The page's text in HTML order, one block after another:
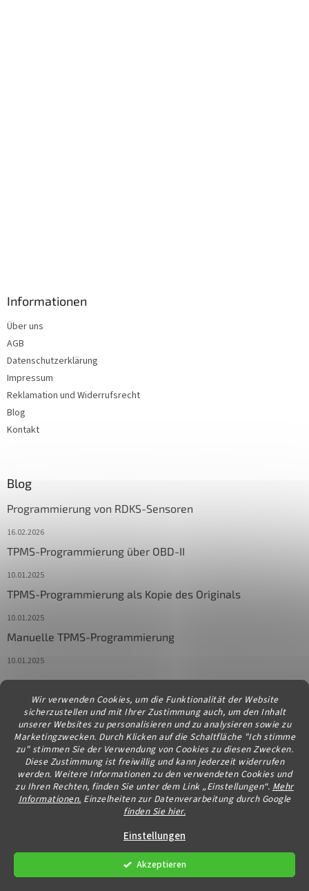
Wir verwenden Cookies, um die Funktionalität der Website
sicherzustellen und mit Ihrer Zustimmung auch, um den Inhalt
unserer Websites zu personalisieren und zu analysieren sowie zu
Marketingzwecken. Durch Klicken auf die Schaltfläche "Ich stimme
zu" stimmen Sie der Verwendung von Cookies zu diesen Zwecken.
Diese Zustimmung ist freiwillig und kann jederzeit widerrufen
werden. Weitere Informationen zu den verwendeten Cookies und
zu Ihren Rechten, finden Sie unter dem Link „Einstellungen“. Mehr
Informationen. Einzelheiten zur Datenverarbeitung durch Google
finden Sie hier.
Einstellungen
Akzeptieren
Informationen
Über uns
AGB
Datenschutzerklärung
Impressum
Reklamation und Widerrufsrecht
Blog
Kontakt
Blog
Programmierung von RDKS-Sensoren
16.02.2026
TPMS-Programmierung über OBD-II
10.01.2025
TPMS-Programmierung als Kopie des Originals
10.01.2025
Manuelle TPMS-Programmierung
10.01.2025
Kontakt
info@diagstore.at
Erstellt von Shoptet
Copyright 2026diagstore.at. Alle Rechte vorbehalten.Cookie-